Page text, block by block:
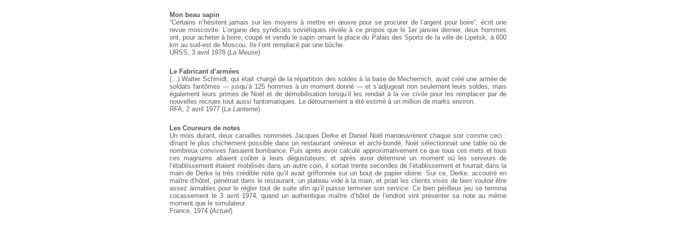
Mon beau sapin
“Certains n’hésitent jamais sur les moyens à mettre en œuvre pour se procurer de l’argent pour boire”, écrit une
revue moscovite.
L’organe des syndicats soviétiques révèle à ce propos que le 1er janvier dernier, deux hommes
ont, pour acheter à boire, coupé et vendu le sapin ornant la place du Palais des Sports de la ville de Lipetsk, à 600
km au sud-est de Moscou. Ils l’ont remplacé par une bûche.
URSS, 3 avril 1978 (La Meuse)
Le Fabricant d’armées
(...) Walter Schmidt, qui était chargé de la répartition des soldes à la base de Mechernich, avait créé une armée de
soldats fantômes — jusqu’à 125 hommes à un moment donné — et s’adjugeait non seulement leurs soldes, mais
également leurs primes de Noël et de démobilisation lorsqu’il les rendait à la vie civile pour les remplacer par de
nouvelles recrues tout aussi fantomatiques. Le détournement a été estimé à un million de marks environ.
RFA, 2 avril 1977 (La Lanterne)
Les Coureurs de notes
Un mois durant, deux canailles nommées Jacques Derke et Daniel Noël manœuvrèrent chaque soir comme ceci :
dînant le plus chichement possible dans un restaurant onéreux et archi-bondé, Noël sélectionnait une table où de
nombreux convives faisaient bombance. Puis après avoir calculé approximativement ce que tous ces mets et tous
ces magnums allaient coûter à leurs dégustateurs, et après avoir déterminé un moment où les serveurs de
l’établissement étaient mobilisés dans un autre coin, il sortait trente secondes de l’établissement et fourrait dans la
main de Derke la très crédible note qu’il avait griffonnée sur un bout de papier idoine. Sur ce, Derke, accoutré en
maître d’hôtel, pénétrait dans le restaurant, un plateau vide à la main, et priait les clients visés de bien vouloir être
assez aimables pour le régler tout de suite afin qu’il puisse terminer son service. Ce bien périlleux jeu se termina
cocassement le 3 avril 1974, quand un authentique maître d’hôtel de l’endroit vint présenter sa note au même
moment que le simulateur.
France, 1974 (Actuel)